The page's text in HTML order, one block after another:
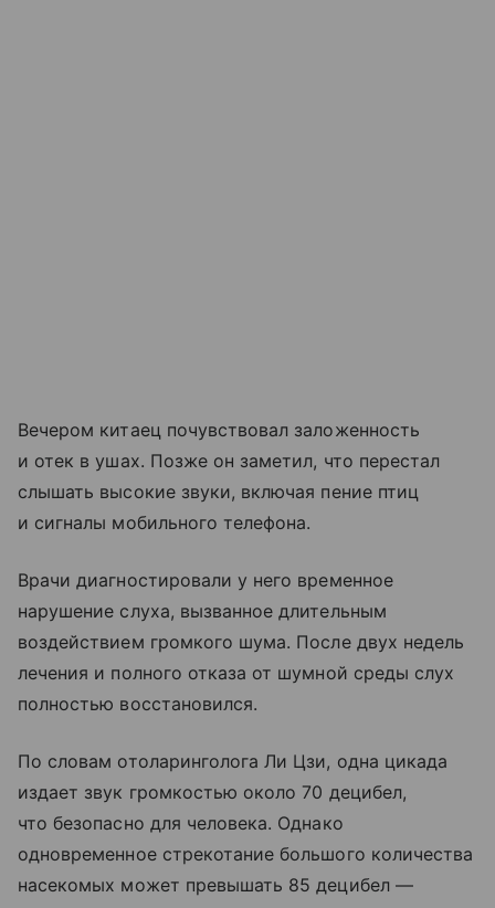
Вечером китаец почувствовал заложенность
и отек в ушах. Позже он заметил, что перестал
слышать высокие звуки, включая пение птиц
и сигналы мобильного телефона.
Врачи диагностировали у него временное
нарушение слуха, вызванное длительным
воздействием громкого шума. После двух недель
лечения и полного отказа от шумной среды слух
полностью восстановился.
По словам отоларинголога Ли Цзи, одна цикада
издает звук громкостью около 70 децибел,
что безопасно для человека. Однако
одновременное стрекотание большого количества
насекомых может превышать 85 децибел —